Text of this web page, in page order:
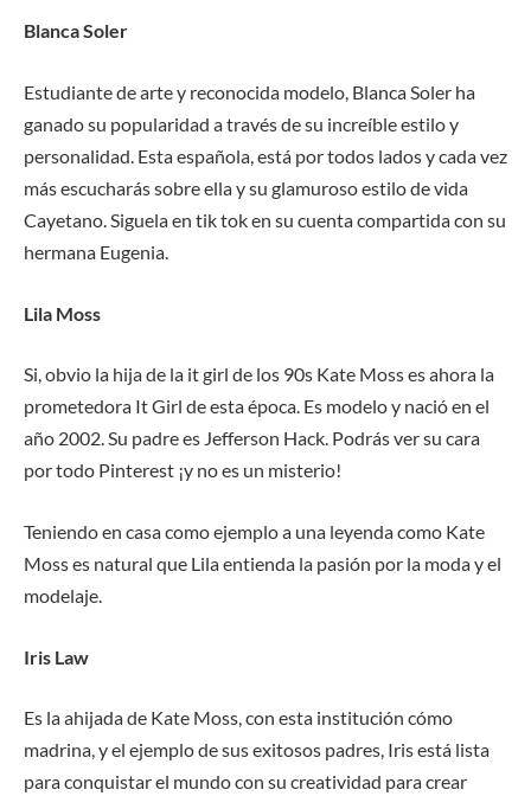
Blanca Soler
Estudiante de arte y reconocida modelo, Blanca Soler ha
ganado su popularidad a través de su increíble estilo y
personalidad. Esta española, está por todos lados y cada vez
más escucharás sobre ella y su glamuroso estilo de vida
Cayetano. Siguela en tik tok en su cuenta compartida con su
hermana Eugenia.
Lila Moss
Si, obvio la hija de la it girl de los 90s Kate Moss es ahora la
prometedora It Girl de esta época. Es modelo y nació en el
año 2002. Su padre es Jefferson Hack. Podrás ver su cara
por todo Pinterest ¡y no es un misterio!
Teniendo en casa como ejemplo a una leyenda como Kate
Moss es natural que Lila entienda la pasión por la moda y el
modelaje.
Iris Law
Es la ahijada de Kate Moss, con esta institución cómo
madrina, y el ejemplo de sus exitosos padres, Iris está lista
para conquistar el mundo con su creatividad para crear